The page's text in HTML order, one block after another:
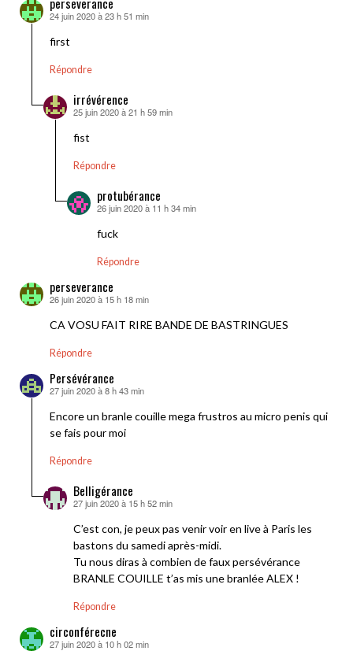
perseverance
dit :
24 juin 2020 à 23 h 51 min
first
Répondre
irrévérence
dit :
25 juin 2020 à 21 h 59 min
fist
Répondre
protubérance
dit :
26 juin 2020 à 11 h 34 min
fuck
Répondre
perseverance
dit :
26 juin 2020 à 15 h 18 min
CA VOSU FAIT RIRE BANDE DE BASTRINGUES
Répondre
Persévérance
dit :
27 juin 2020 à 8 h 43 min
Encore un branle couille mega frustros au micro penis qui
se fais pour moi
Répondre
Belligérance
dit :
27 juin 2020 à 15 h 52 min
C’est con, je peux pas venir voir en live à Paris les
bastons du samedi après-midi.
Tu nous diras à combien de faux persévérance
BRANLE COUILLE t’as mis une branlée ALEX !
Répondre
circonférecne
dit :
27 juin 2020 à 10 h 02 min